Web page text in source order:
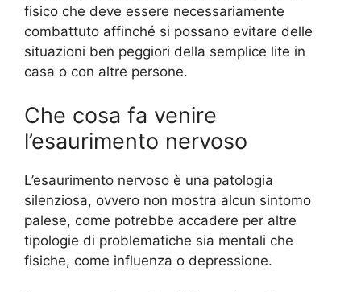
fisico che deve essere necessariamente
combattuto affinché si possano evitare delle
situazioni ben peggiori della semplice lite in
casa o con altre persone.
Che cosa fa venire
l’esaurimento nervoso
L’esaurimento nervoso è una patologia
silenziosa, ovvero non mostra alcun sintomo
palese, come potrebbe accadere per altre
tipologie di problematiche sia mentali che
fisiche, come influenza o depressione.